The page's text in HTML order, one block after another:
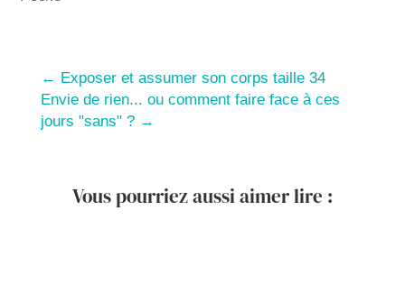
← Exposer et assumer son corps taille 34
Envie de rien... ou comment faire face à ces
jours "sans" ?→
Vous pourriez aussi aimer lire :